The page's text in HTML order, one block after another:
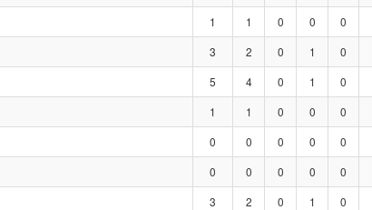
1 1 0 0 0
3 2 0 1 0
5 4 0 1 0
1 1 0 0 0
0 0 0 0 0
0 0 0 0 0
3 2 0 1 0